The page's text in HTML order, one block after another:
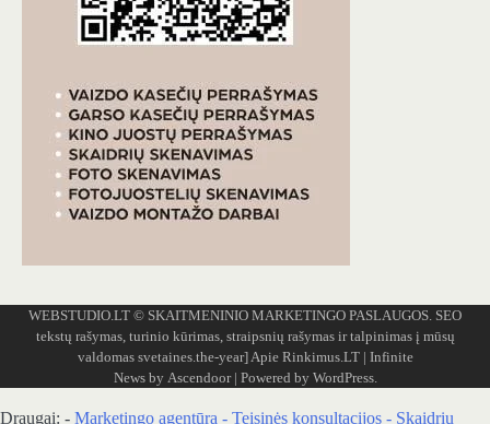
WEBSTUDIO.LT © SKAITMENINIO MARKETINGO PASLAUGOS. SEO
tekstų rašymas, turinio kūrimas, straipsnių rašymas ir talpinimas į mūsų
valdomas svetaines.the-year] Apie Rinkimus.LT| Infinite
News by Ascendoor| Powered by WordPress.
Draugai: - Marketingo agentūra - Teisinės konsultacijos - Skaidrių